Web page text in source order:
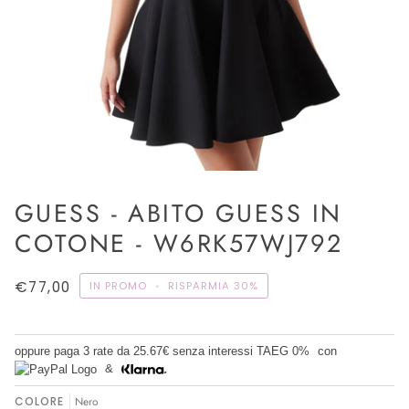
GUESS - ABITO GUESS IN
COTONE - W6RK57WJ792
€77,00 IN PROMO • RISPARMIA 30%
oppure paga 3 rate da 25.67€ senza interessi TAEG 0%
con
&
COLORE Nero